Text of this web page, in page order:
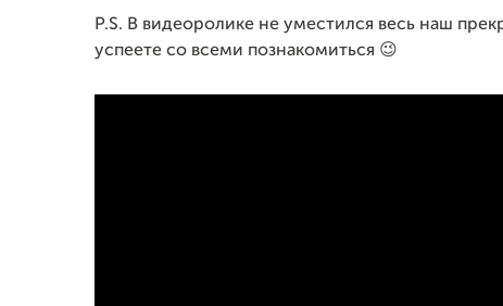
P.S. В видеоролике не уместился весь наш
успеете со всеми познакомиться 😉